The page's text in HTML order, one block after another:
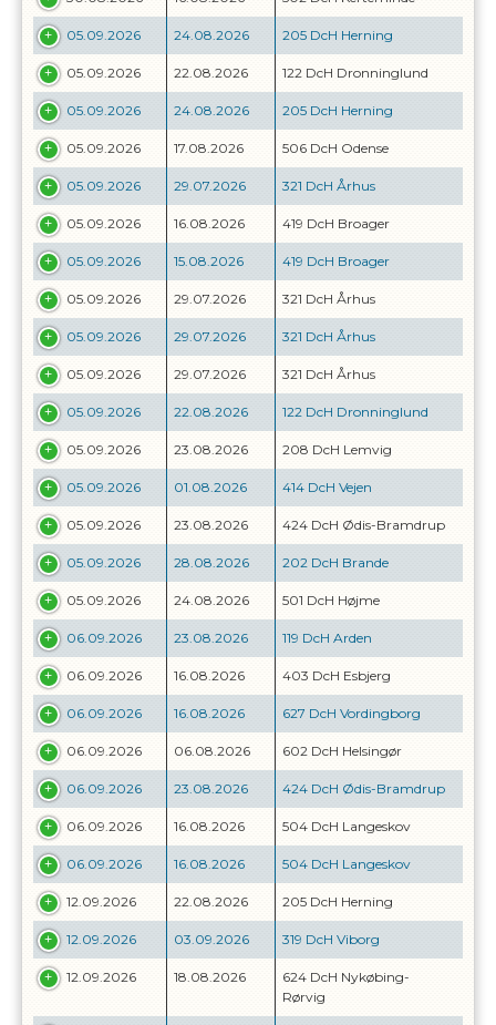
05.09.2026 24.08.2026 205 DcH Herning
05.09.2026 22.08.2026 122 DcH Dronninglund
05.09.2026 24.08.2026 205 DcH Herning
05.09.2026 17.08.2026 506 DcH Odense
05.09.2026 29.07.2026 321 DcH Århus
05.09.2026 16.08.2026 419 DcH Broager
05.09.2026 15.08.2026 419 DcH Broager
05.09.2026 29.07.2026 321 DcH Århus
05.09.2026 29.07.2026 321 DcH Århus
05.09.2026 29.07.2026 321 DcH Århus
05.09.2026 22.08.2026 122 DcH Dronninglund
05.09.2026 23.08.2026 208 DcH Lemvig
05.09.2026 01.08.2026 414 DcH Vejen
05.09.2026 23.08.2026 424 DcH Ødis-Bramdrup
05.09.2026 28.08.2026 202 DcH Brande
05.09.2026 24.08.2026 501 DcH Højme
06.09.2026 23.08.2026 119 DcH Arden
06.09.2026 16.08.2026 403 DcH Esbjerg
06.09.2026 16.08.2026 627 DcH Vordingborg
06.09.2026 06.08.2026 602 DcH Helsingør
06.09.2026 23.08.2026 424 DcH Ødis-Bramdrup
06.09.2026 16.08.2026 504 DcH Langeskov
06.09.2026 16.08.2026 504 DcH Langeskov
12.09.2026 22.08.2026 205 DcH Herning
12.09.2026 03.09.2026 319 DcH Viborg
12.09.2026 18.08.2026
624 DcH Nykøbing-
Rørvig